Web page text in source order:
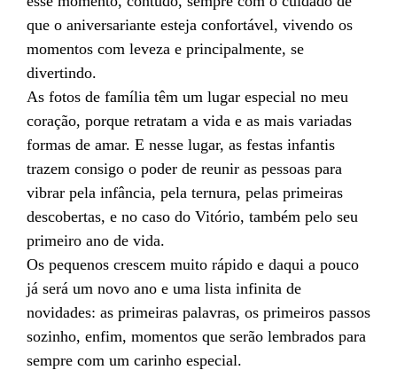
que o aniversariante esteja confortável, vivendo os
momentos com leveza e principalmente, se
divertindo.
As fotos de família têm um lugar especial no meu
coração, porque retratam a vida e as mais variadas
formas de amar. E nesse lugar, as festas infantis
trazem consigo o poder de reunir as pessoas para
vibrar pela infância, pela ternura, pelas primeiras
descobertas, e no caso do Vitório, também pelo seu
primeiro ano de vida.
Os pequenos crescem muito rápido e daqui a pouco
já será um novo ano e uma lista infinita de
novidades: as primeiras palavras, os primeiros passos
sozinho, enfim, momentos que serão lembrados para
sempre com um carinho especial.